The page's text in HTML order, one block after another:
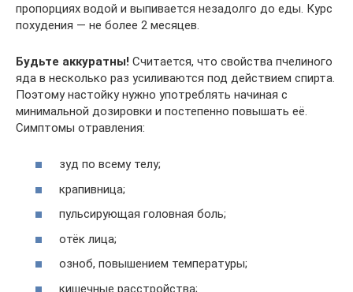
пропорциях водой и выпивается незадолго до еды. Курс
похудения — не более 2 месяцев.
Будьте аккуратны! Считается, что свойства пчелиного
яда в несколько раз усиливаются под действием спирта.
Поэтому настойку нужно употреблять начиная с
минимальной дозировки и постепенно повышать её.
Симптомы отравления:
зуд по всему телу;
крапивница;
пульсирующая головная боль;
отёк лица;
озноб, повышением температуры;
кишечные расстройства;